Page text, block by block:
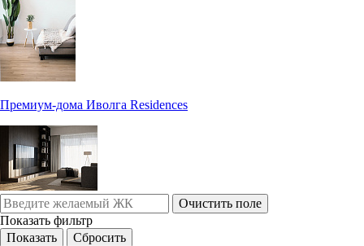
Премиум-дома Иволга Residences
Очистить поле
Показать фильтр